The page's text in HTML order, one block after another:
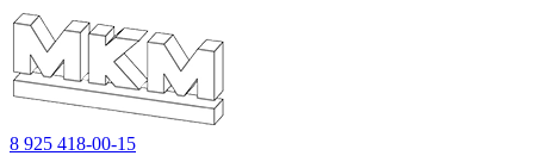
8 925 418-00-15